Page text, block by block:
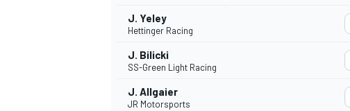
J. Yeley
Hettinger Racing
J. Bilicki
SS-Green Light Racing
J. Allgaier
JR Motorsports